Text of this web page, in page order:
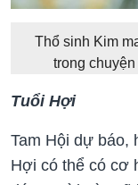
Thổ sinh Kim
trong
Tuổi Hợi
Tam Hội dự báo,
Hợi có thể có cơ